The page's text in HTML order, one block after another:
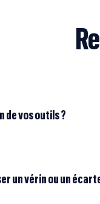
de vos outils ?
un vérin ou un